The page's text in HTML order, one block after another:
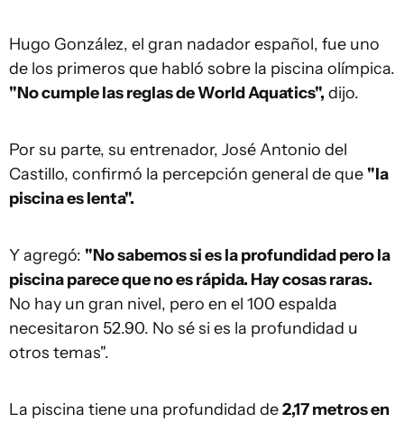
Hugo González, el gran nadador español, fue uno
de los primeros que habló sobre la piscina olímpica.
"No cumple las reglas de World Aquatics", dijo.
Por su parte, su entrenador, José Antonio del
Castillo, confirmó la percepción general de que "la
piscina es lenta".
Y agregó: "No sabemos si es la profundidad pero la
piscina parece que no es rápida. Hay cosas raras.
No hay un gran nivel, pero en el 100 espalda
necesitaron 52.90. No sé si es la profundidad u
otros temas".
La piscina tiene una profundidad de2,17 metros en